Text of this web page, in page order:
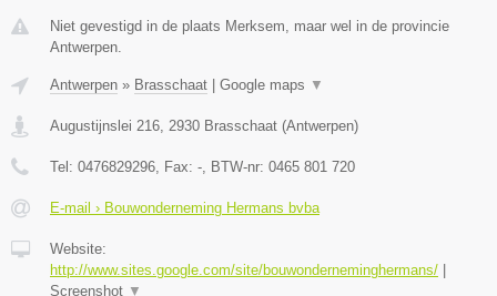
Niet gevestigd in de plaats Merksem, maar wel in de provincie
Antwerpen.
Antwerpen » Brasschaat Google maps ▼
Augustijnslei 216 2930 Brasschaat (Antwerpen)
Tel: 0476829296 , Fax: - , BTW-nr: 0465 801 720
E-mail › Bouwonderneming Hermans bvba
Website:
http://www.sites.google.com/site/bouwonderneminghermans/
Screenshot ▼